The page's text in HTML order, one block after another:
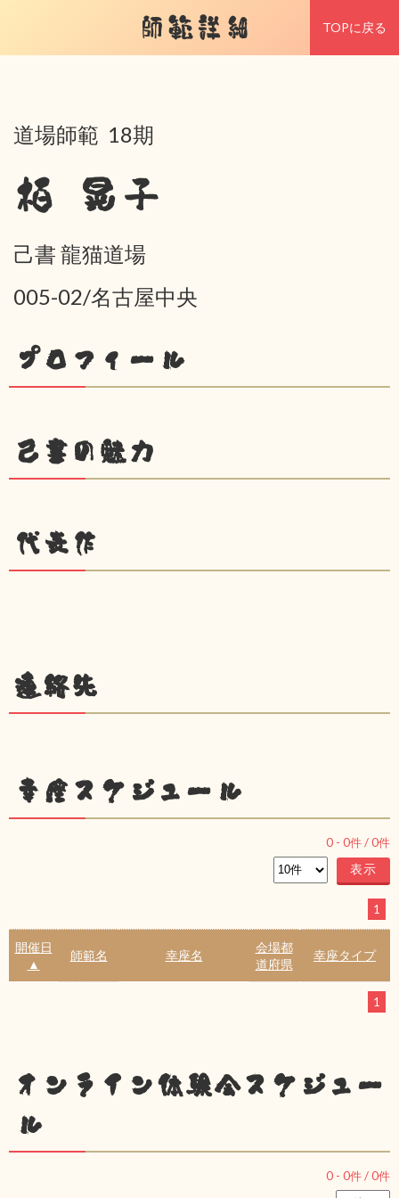
師範詳細 TOPに戻る
道場師範 18期
栢 晃子
己書 龍猫道場
005-02/名古屋中央
プロフィール
己書の魅力
代表作
連絡先
幸座スケジュール
0 - 0件 /0件
1
開催日
▲
師範名 幸座名
会場都
道府県
幸座タイプ
1
オンライン体験会スケジュー
ル
0 - 0件 /0件